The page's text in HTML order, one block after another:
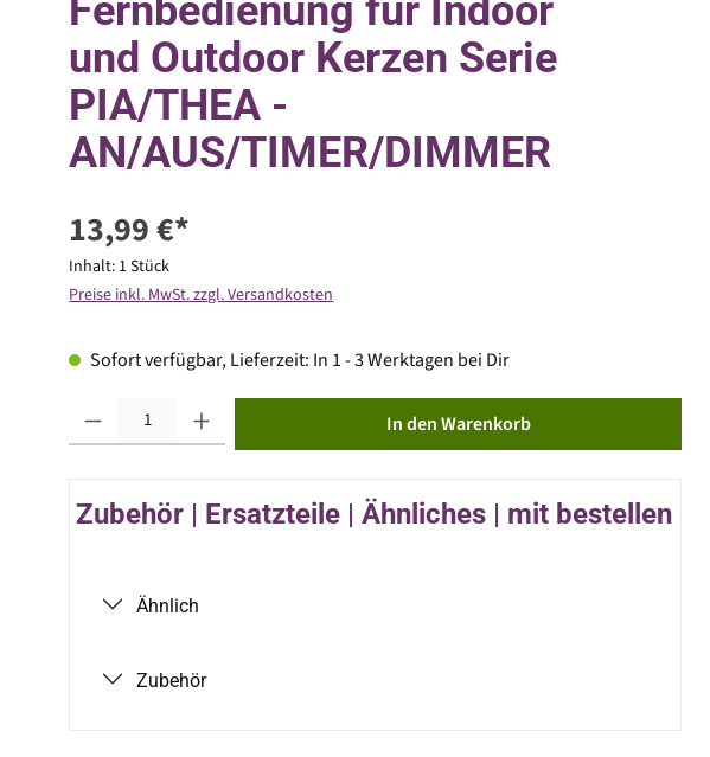
Fernbedienung für Indoor
und Outdoor Kerzen Serie
PIA/THEA -
AN/AUS/TIMER/DIMMER
13,99 €*
Inhalt: 1 Stück
Preise inkl. MwSt. zzgl. Versandkosten
Sofort verfügbar, Lieferzeit: In 1 - 3 Werktagen bei Dir
In den Warenkorb
Zubehör | Ersatzteile | Ähnliches | mit bestellen
Ähnlich
Zubehör